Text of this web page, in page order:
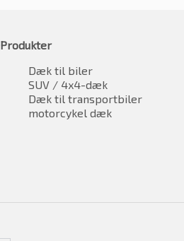
Produkter
Dæk til biler
SUV / 4x4-dæk
Dæk til transportbiler
motorcykel dæk